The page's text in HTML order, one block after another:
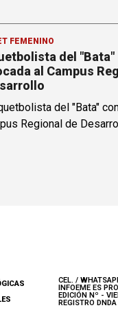
FEMENINO
del "Bata"
al Campus
CEL. /
INFOEME ES
EDICIÓN Nº -
REGISTRO